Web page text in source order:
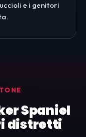
e i genitori
Spaniel
distretti